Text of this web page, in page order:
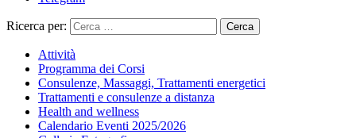
Ricerca per:
Attività
Programma dei Corsi
Consulenze, Massaggi, Trattamenti energetici
Trattamenti e consulenze a distanza
Health and wellness
Calendario Eventi 2025/2026